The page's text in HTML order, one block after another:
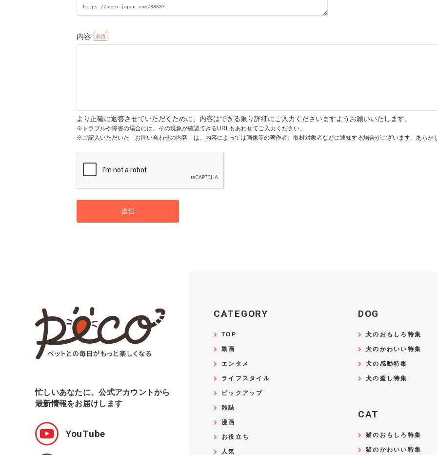
内容
より正確に返答させていただくために、内容はできる限り詳細にご入力くださいますようお願いいたします。
※トラブルや障害の場合には、その現象が確認できるURLもあわせてご入力ください。
※ご記入いただいた「お問い合わせの内容」は、内容によっては画像等の著作者、取材対象者などに通知する場合がございます。あらか
送信
忙しいあなたに、公式アカウントから
最新情報をお届けします
YouTube
CATEGORY
TOP
動画
エンタメ
ライフスタイル
ピックアップ
雑誌
漫画
お役立ち
人気
DOG
犬のおもしろ特集
犬のかわいい特集
犬の感動特集
犬の癒し特集
CAT
猫のおもしろ特集
猫のかわいい特集